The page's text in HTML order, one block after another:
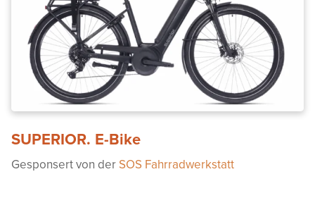
SUPERIOR. E-Bike
Gesponsert von der SOS Fahrradwerkstatt